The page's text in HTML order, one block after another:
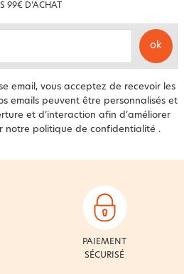
99€ D'ACHAT
ok
email, vous acceptez de recevoir les
emails peuvent être personnalisés et
et d’interaction afin d’améliorer
notre politique de confidentialité .
PAIEMENT
SÉCURISÉ